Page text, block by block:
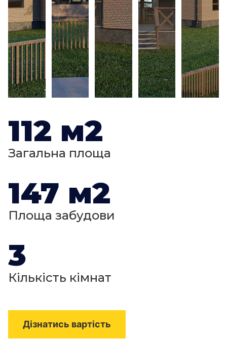
112 м2
Загальна площа
147 м2
Площа забудови
3
Кількість кімнат
Дізнатись вартість